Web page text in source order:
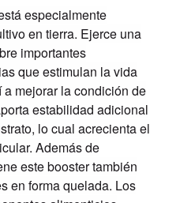
especialmente
en tierra. Ejerce una
importantes
que estimulan la vida
mejorar la condición de
estabilidad adicional
lo cual acrecienta el
Además de
este booster también
en forma quelada. Los